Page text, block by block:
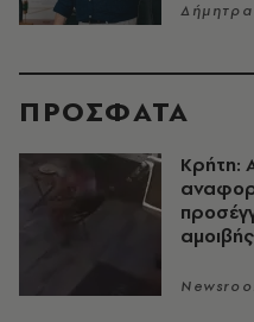
ΠΡΟΣΦΑΤΑ
Κρήτη:
αμοιβής